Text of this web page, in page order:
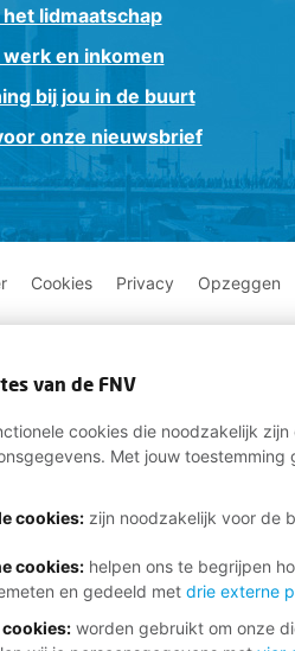
lidmaatschap
en inkomen
bij jou in de buurt
onze nieuwsbrief
Cookies Privacy Opzeggen
van de FNV
cookies die noodzakelijk
Met jouw
cookies:zijn noodzakelijk voor de
cookies: helpen ons te begrijpen
en gedeeld met drie externe
: worden gebruikt om onze